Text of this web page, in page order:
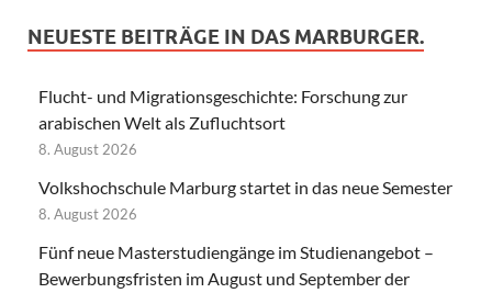
NEUESTE BEITRÄGE IN DAS MARBURGER.
Flucht- und Migrationsgeschichte: Forschung zur
arabischen Welt als Zufluchtsort
8. August 2026
Volkshochschule Marburg startet in das neue Semester
8. August 2026
Fünf neue Masterstudiengänge im Studienangebot –
Bewerbungsfristen im August und September der